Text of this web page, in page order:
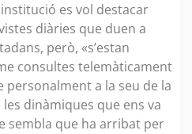
es vol destacar
diàries que duen a
però, «s’estan
consultes telemàticament
personalment a la seu de la
les dinàmiques que ens va
sembla que ha arribat per